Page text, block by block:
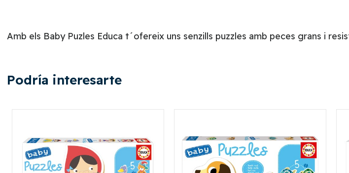
Amb els Baby Puzles Educa t´ofereix uns senzills puzzles amb peces grans i
Podría interesarte